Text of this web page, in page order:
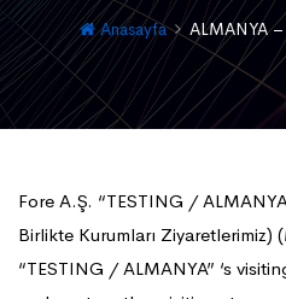
Anasayfa ALMANYA
Fore A.Ş. “TESTING /
Birlikte Kurumları Ziyaretlerimiz)
“TESTING / ALMANYA” ‘s